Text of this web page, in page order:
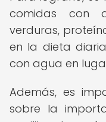
comidas con
verduras,
en la dieta
con agua en
Además, es
sobre la